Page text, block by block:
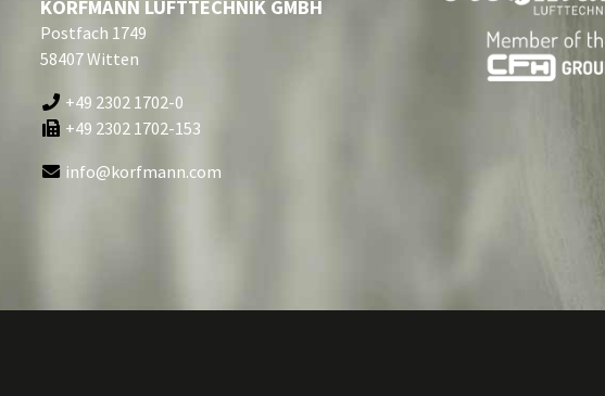
KORFMANN LUFTTECHNIK GMBH
Postfach 1749
58407 Witten
+49 2302 1702-0
+49 2302 1702-153
info@korfmann.com